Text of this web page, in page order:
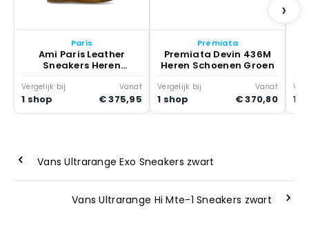
Paris
Ami Paris Leather
Sneakers Heren
Schoenen Bruin
Vergelijk bij
1 shop
Vanaf
€ 375,95
Premiata
Premiata Devin 436M
Heren Schoenen Groen
Vergelijk bij
1 shop
Vanaf
€ 370,80 1
›
Vans Ultrarange Exo Sneakers zwart
Vans Ultrarange Hi Mte-1 Sneakers zwart